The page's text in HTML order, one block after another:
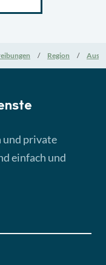
Region
und private
einfach und